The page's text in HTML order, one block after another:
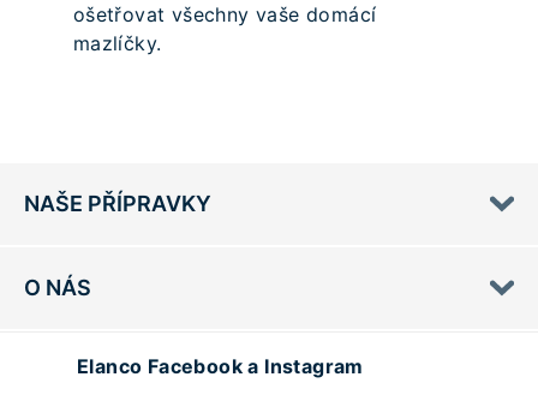
ošetřovat všechny vaše domácí
mazlíčky.
NAŠE PŘÍPRAVKY
O NÁS
Elanco Facebook a Instagram